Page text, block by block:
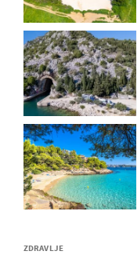
ZDRAVLJE